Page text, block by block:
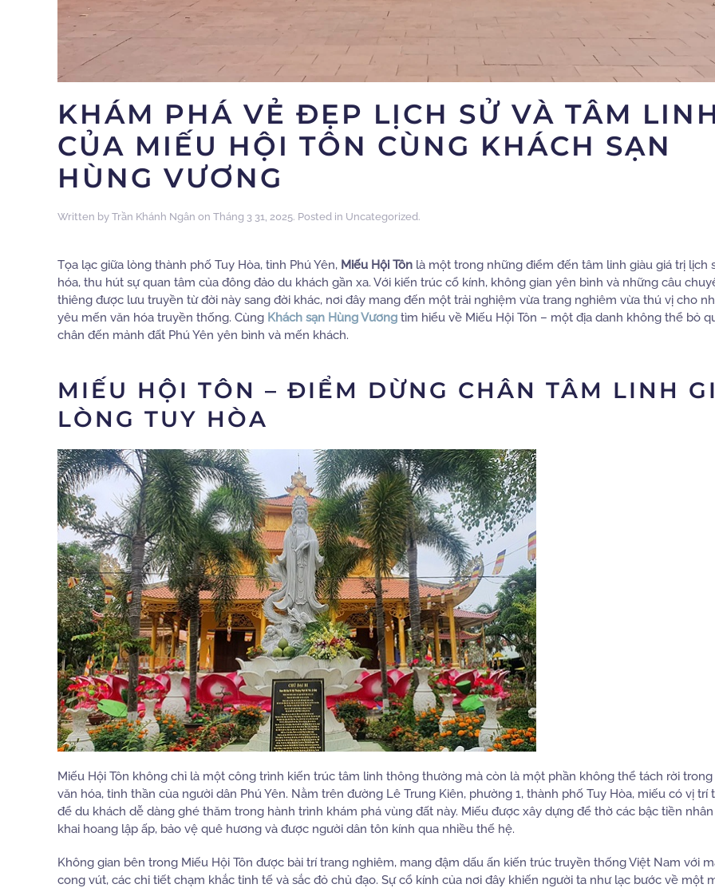
KHÁM PHÁ VẺ ĐẸP LỊCH SỬ VÀ TÂM
CỦA MIẾU HỘI TÔN CÙNG KHÁCH SẠN
HÙNG VƯƠNG
Written by Trần Khánh Ngân on Tháng 3 31, 2025. Posted in Uncategorized.
Tọa lạc giữa lòng thành phố Tuy Hòa, tỉnh Phú Yên, Miếu Hội Tôn là một trong những điểm đến tâm linh giàu giá trị lịch
hóa, thu hút sự quan tâm của đông đảo du khách gần xa. Với kiến trúc cổ kính, không gian yên bình và những câu
thiêng được lưu truyền từ đời này sang đời khác, nơi đây mang đến một trải nghiệm vừa trang nghiêm vừa thú vị cho
yêu mến văn hóa truyền thống. Cùng Khách sạn Hùng Vương tìm hiểu về Miếu Hội Tôn – một địa danh không thể bỏ
chân đến mảnh đất Phú Yên yên bình và mến khách.
MIẾU HỘI TÔN – ĐIỂM DỪNG CHÂN TÂM LINH
LÒNG TUY HÒA
Miếu Hội Tôn không chỉ là một công trình kiến trúc tâm linh thông thường mà còn là một phần không thể tách rời
văn hóa, tinh thần của người dân Phú Yên. Nằm trên đường Lê Trung Kiên, phường 1, thành phố Tuy Hòa, miếu có vị trí
để du khách dễ dàng ghé thăm trong hành trình khám phá vùng đất này. Miếu được xây dựng để thờ các bậc tiền
khai hoang lập ấp, bảo vệ quê hương và được người dân tôn kính qua nhiều thế hệ.
Không gian bên trong Miếu Hội Tôn được bài trí trang nghiêm, mang đậm dấu ấn kiến trúc truyền thống Việt Nam với
cong vút, các chi tiết chạm khắc tinh tế và sắc đỏ chủ đạo. Sự cổ kính của nơi đây khiến người ta như lạc bước về một